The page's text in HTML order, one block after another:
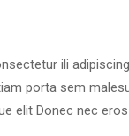
ili
porta sem
elit Donec nec